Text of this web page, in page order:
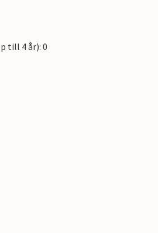
till 4 år): 0